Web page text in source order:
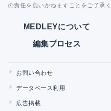
の責任を負いかねますことをご了承く
MEDLEYについて
編集プロセス
お問い合わせ
データベース利用
広告掲載